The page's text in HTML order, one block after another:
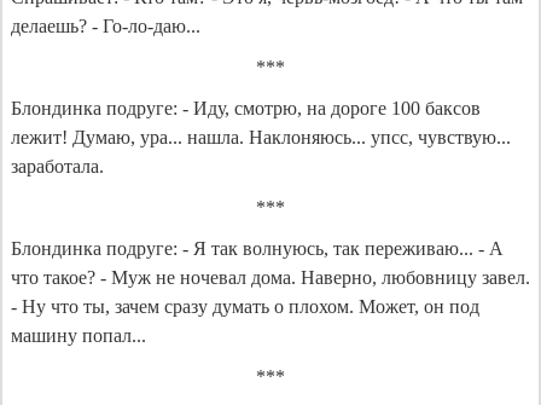
делаешь? - Го-ло-даю...
***
Блондинка подруге: - Иду, смотрю, на дороге 100 баксов
лежит! Думаю, ура... нашла. Наклоняюсь... упсс, чувствую...
заработала.
***
Блондинка подруге: - Я так волнуюсь, так переживаю... - А
что такое? - Муж не ночевал дома. Наверно, любовницу завел.
- Ну что ты, зачем сразу думать о плохом. Может, он под
машину попал...
***